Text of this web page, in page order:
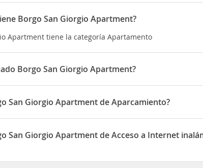
Borgo San Giorgio Apartment?
Apartment tiene la categoría Apartamento
Borgo San Giorgio Apartment?
Apartment está situado en Via Papa Pio IX
San Giorgio Apartment de Aparcamiento?
Apartment dispone de Aparcamiento
San Giorgio Apartment de Acceso a Internet